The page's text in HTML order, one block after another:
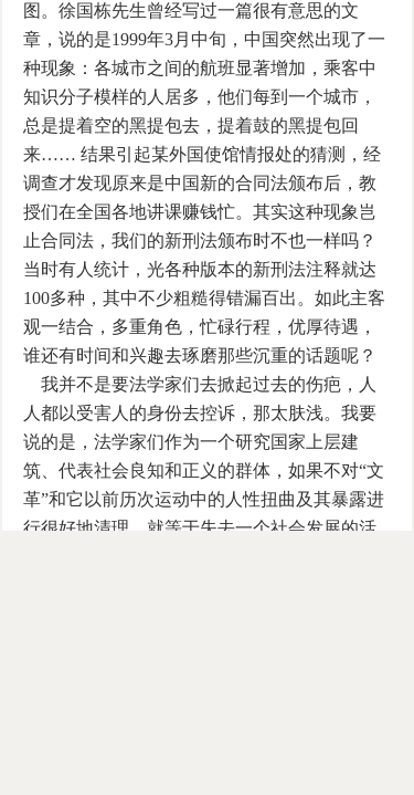
图。徐国栋先生曾经写过一篇很有意思的文
章，说的是1999年3月中旬，中国突然出现了一
种现象：各城市之间的航班显著增加，乘客中
知识分子模样的人居多，他们每到一个城市，
总是提着空的黑提包去，提着鼓的黑提包回
来…… 结果引起某外国使馆情报处的猜测，经
调查才发现原来是中国新的合同法颁布后，教
授们在全国各地讲课赚钱忙。其实这种现象岂
止合同法，我们的新刑法颁布时不也一样吗？
当时有人统计，光各种版本的新刑法注释就达
100多种，其中不少粗糙得错漏百出。如此主客
观一结合，多重角色，忙碌行程，优厚待遇，
谁还有时间和兴趣去琢磨那些沉重的话题呢？
我并不是要法学家们去掀起过去的伤疤，人
人都以受害人的身份去控诉，那太肤浅。我要
说的是，法学家们作为一个研究国家上层建
筑、代表社会良知和正义的群体，如果不对“文
革”和它以前历次运动中的人性扭曲及其暴露进
行很好地清理，就等于失去一个社会发展的活